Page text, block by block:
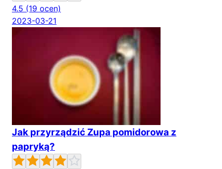
4.5 (19 ocen)
2023-03-21
Jak przyrządzić Zupa pomidorowa z
papryką?